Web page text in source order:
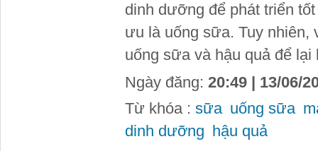
dinh dưỡng để phát triển
ưu là uống sữa. Tuy nhiên,
uống sữa và hậu quả để lại
Ngày đăng: 20:49 | 13/06/
Từ khóa : sữa uống sữa
dinh dưỡng hậu quả